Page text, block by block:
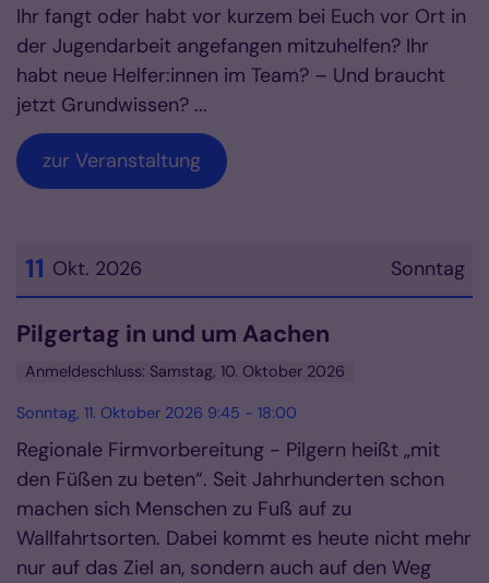
Ihr fangt oder habt vor kurzem bei Euch vor Ort in
der Jugendarbeit angefangen mitzuhelfen? Ihr
habt neue Helfer:innen im Team? – Und braucht
jetzt Grundwissen? ...
zur Veranstaltung
Sonntag
11 Okt. 2026
Datum: 11. Oktober 2026
Pilgertag in und um Aachen
Anmeldeschluss: Samstag, 10. Oktober 2026
Sonntag, 11. Oktober 2026 9:45 - 18:00
Regionale Firmvorbereitung - Pilgern heißt „mit
den Füßen zu beten“. Seit Jahrhunderten schon
machen sich Menschen zu Fuß auf zu
Wallfahrtsorten. Dabei kommt es heute nicht mehr
nur auf das Ziel an, sondern auch auf den Weg